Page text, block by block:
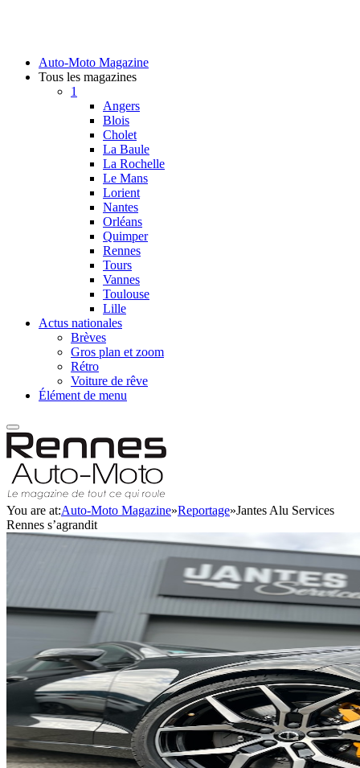
Auto-Moto Magazine
Tous les magazines
1
Angers
Blois
Cholet
La Baule
La Rochelle
Le Mans
Lorient
Nantes
Orléans
Quimper
Rennes
Tours
Vannes
Toulouse
Lille
Actus nationales
Brèves
Gros plan et zoom
Rétro
Voiture de rêve
Élément de menu
You are at:Auto-Moto Magazine»Reportage»Jantes Alu Services
Rennes s’agrandit